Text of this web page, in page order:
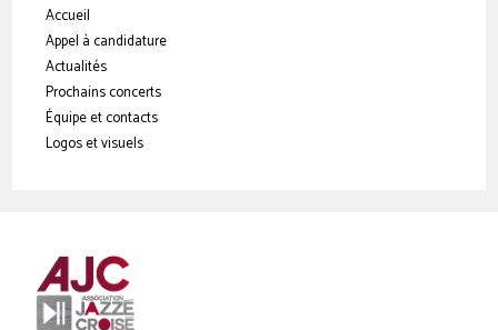
Accueil
Appel à candidature
Actualités
Prochains concerts
Équipe et contacts
Logos et visuels